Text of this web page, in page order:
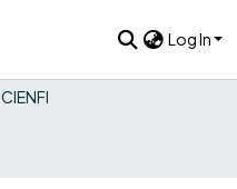
Log In
CIENFI